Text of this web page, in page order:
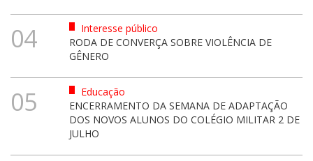
04
Interesse público
RODA DE CONVERÇA SOBRE VIOLÊNCIA DE
GÊNERO
05
Educação
ENCERRAMENTO DA SEMANA DE ADAPTAÇÃO
DOS NOVOS ALUNOS DO COLÉGIO MILITAR 2 DE
JULHO